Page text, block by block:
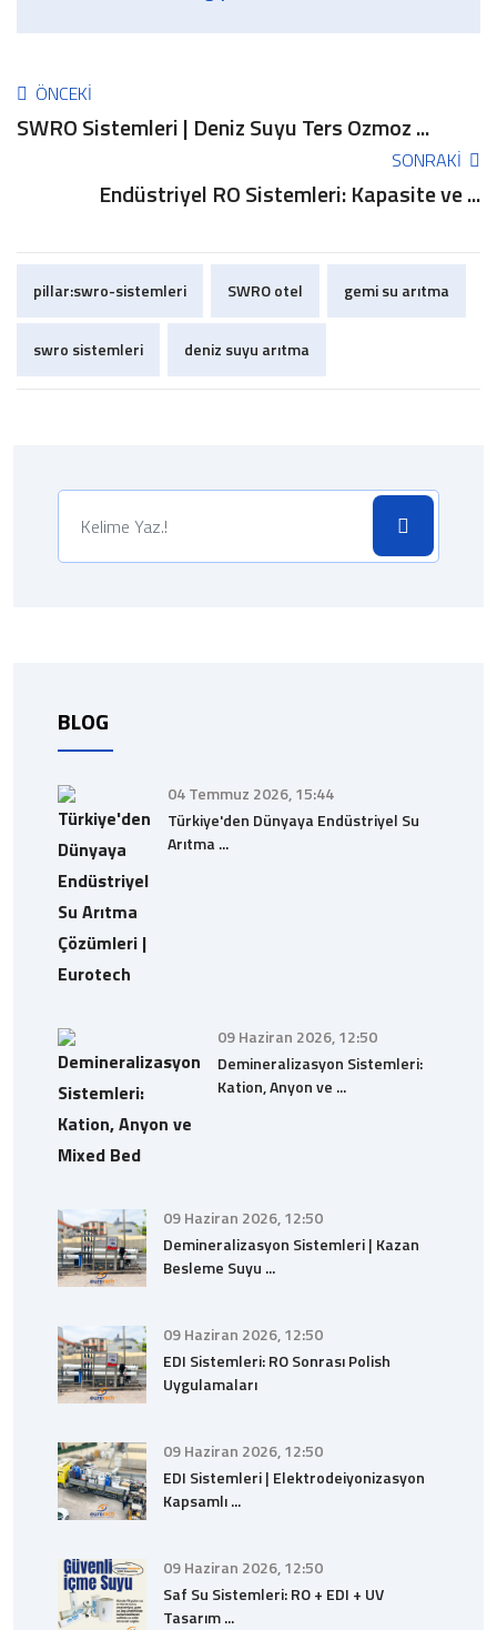
ÖNCEKI
SWRO Sistemleri | Deniz Suyu Ters Ozmoz ...
SONRAKI
Endüstriyel RO Sistemleri: Kapasite ve ...
pillar:swro-sistemleri SWRO otel gemi su arıtma
swro sistemleri deniz suyu arıtma
BLOG
04 Temmuz 2026, 15:44
Türkiye'den Dünyaya Endüstriyel Su
Arıtma ...
09 Haziran 2026, 12:50
Demineralizasyon Sistemleri:
Kation, Anyon ve ...
09 Haziran 2026, 12:50
Demineralizasyon Sistemleri | Kazan
Besleme Suyu ...
09 Haziran 2026, 12:50
EDI Sistemleri: RO Sonrası Polish
Uygulamaları
09 Haziran 2026, 12:50
EDI Sistemleri | Elektrodeiyonizasyon
Kapsamlı ...
09 Haziran 2026, 12:50
Saf Su Sistemleri: RO + EDI + UV
Tasarım ...